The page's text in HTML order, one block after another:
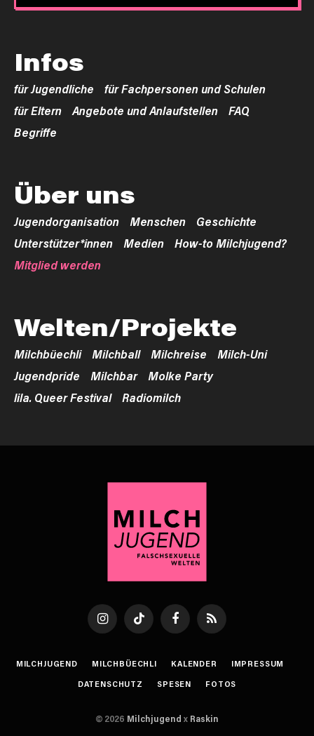
Infos
für Jugendliche
für Fachpersonen und Schulen
für Eltern
Angebote und Anlaufstellen
FAQ
Begriffe
Über uns
Jugendorganisation Menschen
Geschichte
Unterstützer*innen
Medien
How-to Milchjugend?
Mitglied werden
Welten/Projekte
Milchbüechli Milchball Milchreise
Milch-Uni
Jugendpride
Milchbar
Molke Party
lila. Queer Festival
Radiomilch
InstagramTikTok FacebookRSS
MILCHJUGEND MILCHBÜECHLI KALENDER
IMPRESSUM
DATENSCHUTZ
SPESEN FOTOS
© 2026 Milchjugend x Raskin